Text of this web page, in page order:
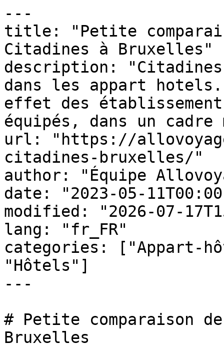
---
title: "Petite
Citadines à Bruxelles"
description: "Citadines
dans les appart
effet des
équipés, dans un
url: "https://
citadines-bruxelles/"
author: "Équipe
date: "2023-05-
modified: "2026-07-
lang: "fr_FR"
categories: ["Appart-
"Hôtels"]
---
# Petite comparaison
Bruxelles